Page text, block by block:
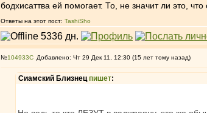
бодхисаттва ей помогает. То, не значит ли это,
Ответы на этот пост: TashiSho
№104933 Добавлено: Чт 29 Дек 11, 12:30 (15 лет тому назад)
Сиамский Близнецпишет: